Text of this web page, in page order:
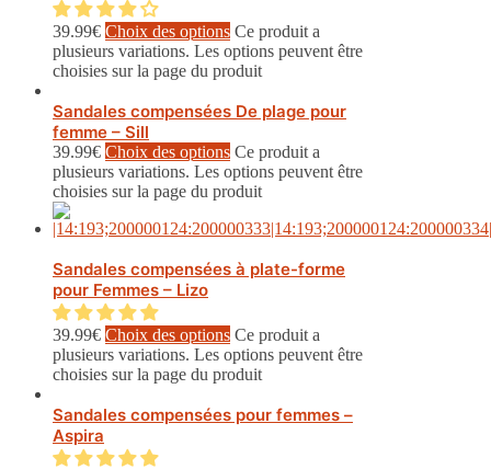
39.99€ Choix des options Ce produit a
plusieurs variations. Les options peuvent être
choisies sur la page du produit
Sandales compensées De plage pour
femme – Sill
39.99€ Choix des options Ce produit a
plusieurs variations. Les options peuvent être
choisies sur la page du produit
Sandales compensées à plate-forme
pour Femmes – Lizo
39.99€ Choix des options Ce produit a
plusieurs variations. Les options peuvent être
choisies sur la page du produit
Sandales compensées pour femmes –
Aspira